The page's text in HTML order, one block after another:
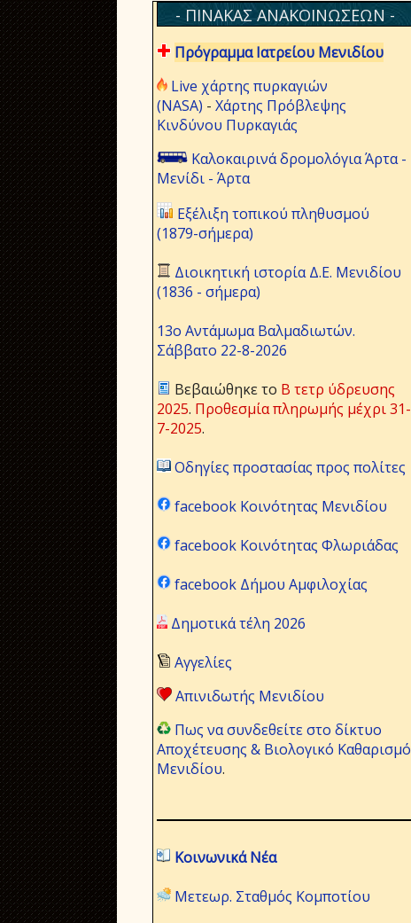
- ΠΙΝΑΚΑΣ ΑΝΑΚΟΙΝΩΣΕΩΝ -
Πρόγραμμα Ιατρείου Μενιδίου
Live χάρτης πυρκαγιών
(NASA) - Χάρτης Πρόβλεψης
Κινδύνου Πυρκαγιάς
Καλοκαιρινά δρομολόγια Άρτα -
Μενίδι - Άρτα
Εξέλιξη τοπικού πληθυσμού
(1879-σήμερα)
Διοικητική ιστορία Δ.Ε. Μενιδίου
(1836 - σήμερα)
13ο Αντάμωμα Βαλμαδιωτών.
Σάββατο 22-8-2026
Βεβαιώθηκε το Β τετρ ύδρευσης
2025. Προθεσμία πληρωμής μέχρι 31-
7-2025.
Οδηγίες προστασίας προς πολίτες
facebook Κοινότητας Μενιδίου
facebook Κοινότητας Φλωριάδας
facebook Δήμου Αμφιλοχίας
Δημοτικά τέλη 2026
Αγγελίες
Απινιδωτής Μενιδίου
Πως να συνδεθείτε στο δίκτυο
Αποχέτευσης & Βιολογικό Καθαρισμό
Μενιδίου.
Κοινωνικά Νέα
Μετεωρ. Σταθμός Κομποτίου